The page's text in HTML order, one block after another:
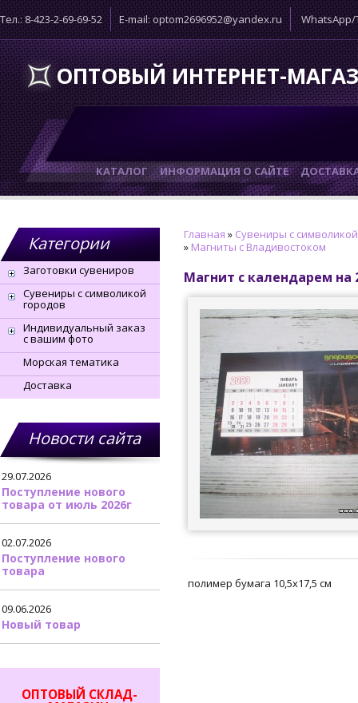
Тел.: 8-423-2-69-69-52 E-mail: optom2696952@yandex.ru WhatsApp/
ОПТОВЫЙ ИНТЕРНЕТ-
КАТАЛОГ ИНФОРМАЦИЯ О САЙТЕ
Категории
Заготовки сувениров
Сувениры с символикой
городов
Индивидуальный заказ
с вашим фото
Морская тематика
Доставка
Новости сайта
29.07.2026
Поступление нового
товара от июль 2026г
02.07.2026
Поступление нового
товара
09.06.2026
Новый товар
ОПТОВЫЙ СКЛАД-
Главная » Сувениры с
» Магниты с Владивостоком
Магнит с календарем на
полимер бумага 10,5х17,5 см